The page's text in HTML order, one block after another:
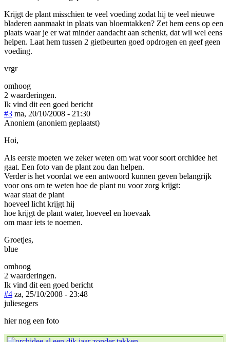
Krijgt de plant misschien te veel voeding zodat hij te veel nieuwe
bladeren aanmaakt in plaats van bloemtakken? Zet hem eens op een
plaats waar je er wat minder aandacht aan schenkt, dat wil wel eens
helpen. Laat hem tussen 2 gietbeurten goed opdrogen en geef geen
voeding.
vrgr
omhoog
2 waarderingen.
Ik vind dit een goed bericht
#3 ma, 20/10/2008 - 21:30
Anoniem (anoniem geplaatst)
Hoi,
Als eerste moeten we zeker weten om wat voor soort orchidee het
gaat. Een foto van de plant zou dan helpen.
Verder is het voordat we een antwoord kunnen geven belangrijk
voor ons om te weten hoe de plant nu voor zorg krijgt:
waar staat de plant
hoeveel licht krijgt hij
hoe krijgt de plant water, hoeveel en hoevaak
om maar iets te noemen.
Groetjes,
blue
omhoog
2 waarderingen.
Ik vind dit een goed bericht
#4 za, 25/10/2008 - 23:48
juliesegers
hier nog een foto